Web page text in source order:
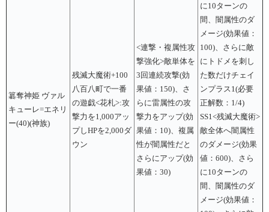
簒奪神姫 ヴァル
キューレ=エネリ
ー(40)(神族)
残滅大魔術+100
八百八町で一番
の遊戯<花札>:攻
撃力を1,000アッ
プしHPを2,000ダ
ウン
<連撃・複属性攻
撃強化>敵単体を
3回連続攻撃(効
果値：150)、さ
らに雷属性の攻
撃力をアップ(効
果値：10)、複属
性が闇属性だと
さらにアップ(効
果値：30)
に10ターンの
間、闇属性のダ
メージ(効果値：
100)、さらに敵
にトドメを刺し
た数だけチェイ
ンプラス1(必要
正解数：1/4)
SS1<残滅大魔術>
敵全体へ闇属性
のダメージ(効果
値：600)、さら
に10ターンの
間、闇属性のダ
メージ(効果値：